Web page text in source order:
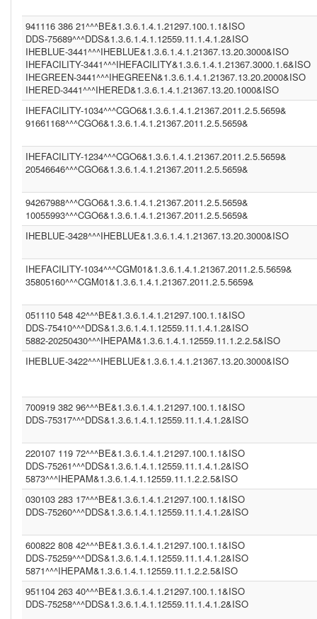
MRZ (1.3.6.1.4.1.12559.11.1.4.1.2)
PIS ()
IHEPAM (1.3.6.1.4.1.12559.11.1.2.2.5)
IM1 (1.3.6.1.4.1.21367.13.20.1000)
(1.3.6.1.4.1.21367.2011.2.5.5524)
WBC (1.3.6.1.4.1.12559.11.1.4.1.2)
(1.2.840.114350.1.13.99998.8734)
PCP (1.101)
CGO3 (1.3.6.1.4.1.21367.2011.2.5.5611)
CGO6 (1.3.6.1.4.1.21367.2011.2.5.5659)
BE (1.3.6.1.4.1.21297.100.1.1)
FR (1.2.250.1.213.1.4.2)
(1.2.9.8.7)
(2.16.840.1.113883.13.37)
ASIP-SANTE-INS-C (1.2.250.1.213.1.4.2)
BE (UNKNOWN)
DDS23 (1.3.6.1.4.1.12559.11.1.4.1.2)
PCP (2.16.840.1.113883.3.109.2.0.1.2.1.100)
IT (2.16.840.1.113883.2.9.4.3.2)
1.3.6.1.4.1.21367.2011.2.5.5659 (1.3.6.1.4.1.21367.2011.2.5.5659)
CPAGE (1.2.250.1.211.10.200.2)
NIST2010-3 (2.16.840.1.113883.3.72.5.9.3)
(2.16.840.1.113883.4.1)
DDS (1.3.6.1.4.1.12559.11.1.4.1.2)
CGOT (1.2.40.0.10.1.6.1.1.1.001.1.1.3.1)
CGEU (1.3.6.1.4.1.21367.2011.2.5.5597)
1.3.6.1.4.1.21367.2011.2.5.5394 (1.3.6.1.4.1.21367.2011.2.5.5659)
COROLAR (1.3.6.1.4.1.21367.13.20.242)
(2.16.840.1.113883.13.230)
DDS (1.3.6.1.4.1.12559.11.1.4.2.4)
IHEBLUE2 (1.3.6.1.4.1.21367.13.20.3001)
SER (1.3.6.1.4.1.21367.2011.2.5.5563)
INFNITTG (1.3.6.1.4.1.21367.2005.13.20.3000)
(1.3.6.1.4.1.21367.2011.2.5.5523)
(1.3.6.1.4.1.21367.13.20.1000)
941116 386 21^^^BE&1.3.6.1.4.1.21297.100.1.1&ISO
DDS-75689^^^DDS&1.3.6.1.4.1.12559.11.1.4.1.2&ISO
IHEBLUE-3441^^^IHEBLUE&1.3.6.1.4.1.21367.13.20.3000&ISO
IHEFACILITY-3441^^^IHEFACILITY&1.3.6.1.4.1.21367.3000.1.6&ISO
IHEGREEN-3441^^^IHEGREEN&1.3.6.1.4.1.21367.13.20.2000&ISO
IHERED-3441^^^IHERED&1.3.6.1.4.1.21367.13.20.1000&ISO
IHEFACILITY-1034^^^CGO6&1.3.6.1.4.1.21367.2011.2.5.5659&
91661168^^^CGO6&1.3.6.1.4.1.21367.2011.2.5.5659&
IHEFACILITY-1234^^^CGO6&1.3.6.1.4.1.21367.2011.2.5.5659&
20546646^^^CGO6&1.3.6.1.4.1.21367.2011.2.5.5659&
94267988^^^CGO6&1.3.6.1.4.1.21367.2011.2.5.5659&
10055993^^^CGO6&1.3.6.1.4.1.21367.2011.2.5.5659&
IHEBLUE-3428^^^IHEBLUE&1.3.6.1.4.1.21367.13.20.3000&ISO
IHEFACILITY-1034^^^CGM01&1.3.6.1.4.1.21367.2011.2.5.5659&
35805160^^^CGM01&1.3.6.1.4.1.21367.2011.2.5.5659&
051110 548 42^^^BE&1.3.6.1.4.1.21297.100.1.1&ISO
DDS-75410^^^DDS&1.3.6.1.4.1.12559.11.1.4.1.2&ISO
5882-20250430^^^IHEPAM&1.3.6.1.4.1.12559.11.1.2.2.5&ISO
IHEBLUE-3422^^^IHEBLUE&1.3.6.1.4.1.21367.13.20.3000&ISO
700919 382 96^^^BE&1.3.6.1.4.1.21297.100.1.1&ISO
DDS-75317^^^DDS&1.3.6.1.4.1.12559.11.1.4.1.2&ISO
220107 119 72^^^BE&1.3.6.1.4.1.21297.100.1.1&ISO
DDS-75261^^^DDS&1.3.6.1.4.1.12559.11.1.4.1.2&ISO
5873^^^IHEPAM&1.3.6.1.4.1.12559.11.1.2.2.5&ISO
030103 283 17^^^BE&1.3.6.1.4.1.21297.100.1.1&ISO
DDS-75260^^^DDS&1.3.6.1.4.1.12559.11.1.4.1.2&ISO
600822 808 42^^^BE&1.3.6.1.4.1.21297.100.1.1&ISO
DDS-75259^^^DDS&1.3.6.1.4.1.12559.11.1.4.1.2&ISO
5871^^^IHEPAM&1.3.6.1.4.1.12559.11.1.2.2.5&ISO
951104 263 40^^^BE&1.3.6.1.4.1.21297.100.1.1&ISO
DDS-75258^^^DDS&1.3.6.1.4.1.12559.11.1.4.1.2&ISO